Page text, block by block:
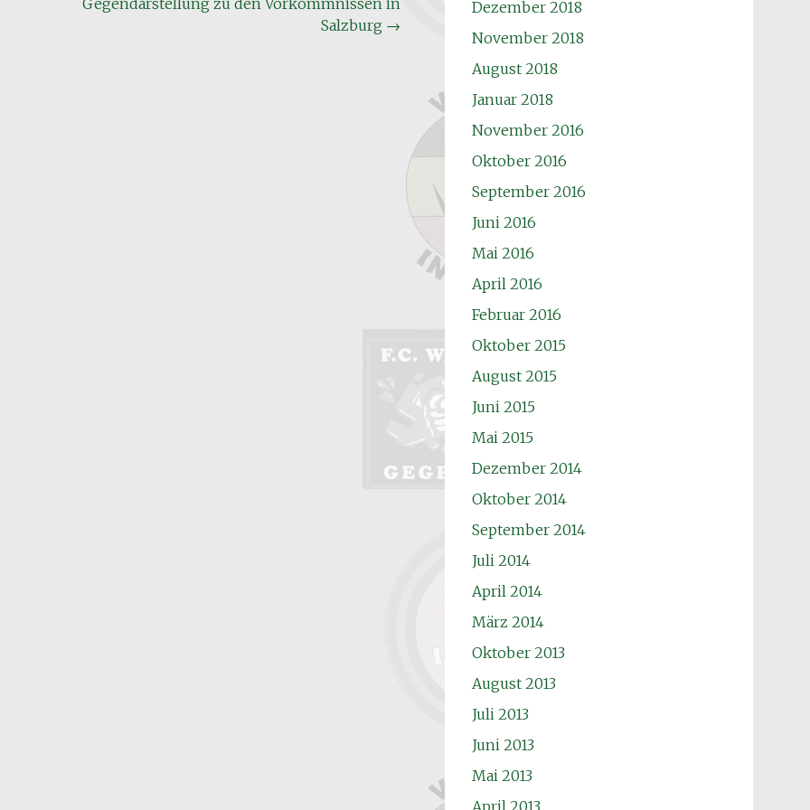
Gegendarstellung zu den Vorkommnissen in
Salzburg →
Dezember 2018
November 2018
August 2018
Januar 2018
November 2016
Oktober 2016
September 2016
Juni 2016
Mai 2016
April 2016
Februar 2016
Oktober 2015
August 2015
Juni 2015
Mai 2015
Dezember 2014
Oktober 2014
September 2014
Juli 2014
April 2014
März 2014
Oktober 2013
August 2013
Juli 2013
Juni 2013
Mai 2013
April 2013